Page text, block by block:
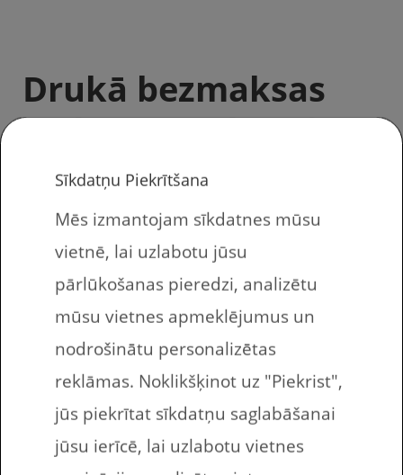
Drukā bezmaksas
uzdevumus bērniem.
Bezmaksas drukājamie darba lapas angļu
valodā. Šajās desmit uzdevumu lapās.
bērnam ir jāatšifrē vārdi – figūru
nosaukumi angļu valodā. Ir doti vārdi
angliski ar vārda burtiem sajauktā secībā.
Bērnam, studentam figūru nosaukumi
tukšajos kvadrātos jāieraksta angliski,
sakārtojot burtus pareizā secībā.
Sīkdatņu Piekrītšana
Mēs izmantojam sīkdatnes mūsu
vietnē, lai uzlabotu jūsu
pārlūkošanas pieredzi, analizētu
mūsu vietnes apmeklējumus un
nodrošinātu personalizētas
reklāmas. Noklikšķinot uz "Piekrist",
jūs piekrītat sīkdatņu saglabāšanai
jūsu ierīcē, lai uzlabotu vietnes